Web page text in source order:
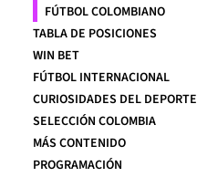
FÚTBOL COLOMBIANO
TABLA DE POSICIONES
WIN BET
FÚTBOL INTERNACIONAL
CURIOSIDADES DEL DEPORTE
SELECCIÓN COLOMBIA
MÁS CONTENIDO
PROGRAMACIÓN